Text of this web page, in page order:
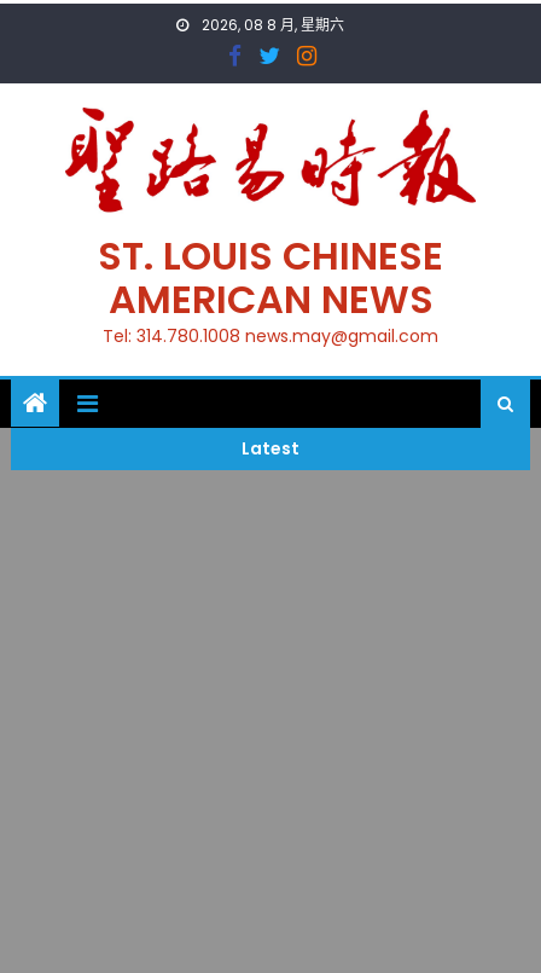
2026, 08 8 月, 星期六
ST. LOUIS CHINESE
AMERICAN NEWS
Tel: 314.780.1008 news.may@gmail.com
Latest